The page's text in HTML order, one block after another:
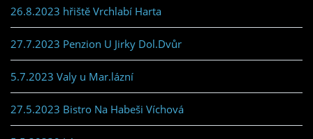
26.8.2023 hřiště Vrchlabí Harta
27.7.2023 Penzion U Jirky Dol.Dvůr
5.7.2023 Valy u Mar.lázní
27.5.2023 Bistro Na Habeši Víchová